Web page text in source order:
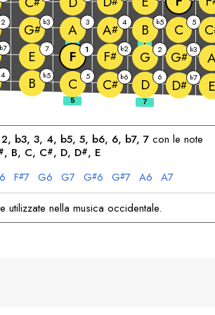
4 B b5 C 5 C#
b6 D 6 D#
b7 E
b7 E 7 F 1 F#
b2 G 2 G#
b3
2 G#
b3 A 3 A# 4 B b5 C 5 C
5 7
b3, 3, 4, b5, 5, b6, 6, b7, 7 con le note
, B, C, C#, D, D#, E
F#7 G6 G7 G#6 G#7 A6 A7
nella musica occidentale.